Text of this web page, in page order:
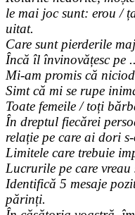
le mai joc sunt: erou /
uitat.
Care sunt pierderile
Încă îl învinovățesc pe
Mi-am promis că
Simt că mi se rupe
Toate femeile / toți
În dreptul fiecărei
relație pe care ai dori
Limitele care trebuie
Lucrurile pe care
Identifică 5 mesaje
părinți.